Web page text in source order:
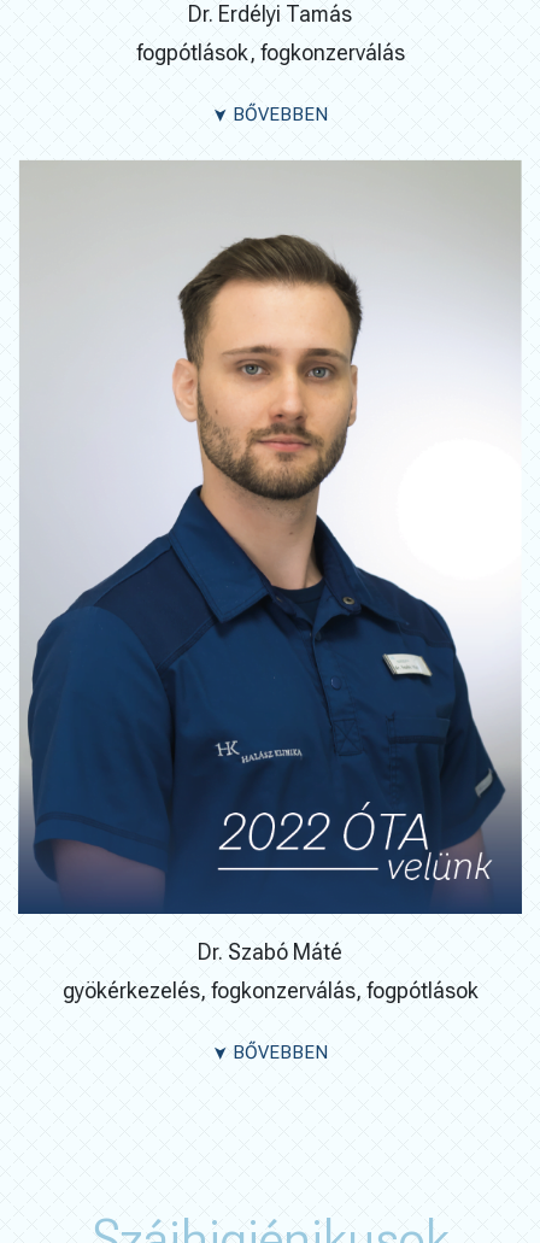
Dr. Erdélyi Tamás
fogpótlások, fogkonzerválás
➤ BŐVEBBEN
Dr. Szabó Máté
gyökérkezelés, fogkonzerválás, fogpótlások
➤ BŐVEBBEN